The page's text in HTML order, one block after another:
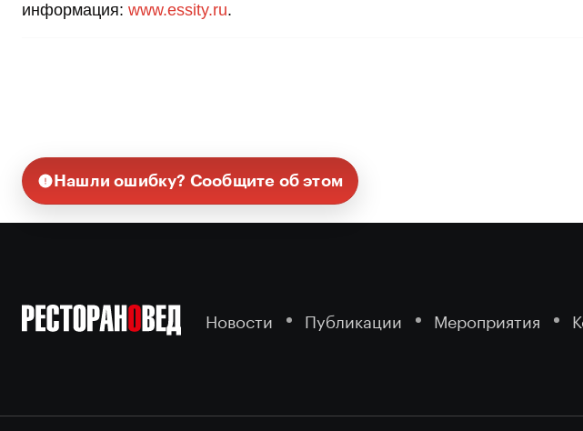
информация: www.essity.ru.
Нашли ошибку? Сообщите об этом
Новости Публикации Мероприятия